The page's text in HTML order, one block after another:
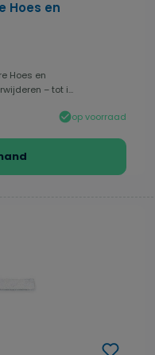
Hoes en
Hoes en
– tot i...
op voorraad